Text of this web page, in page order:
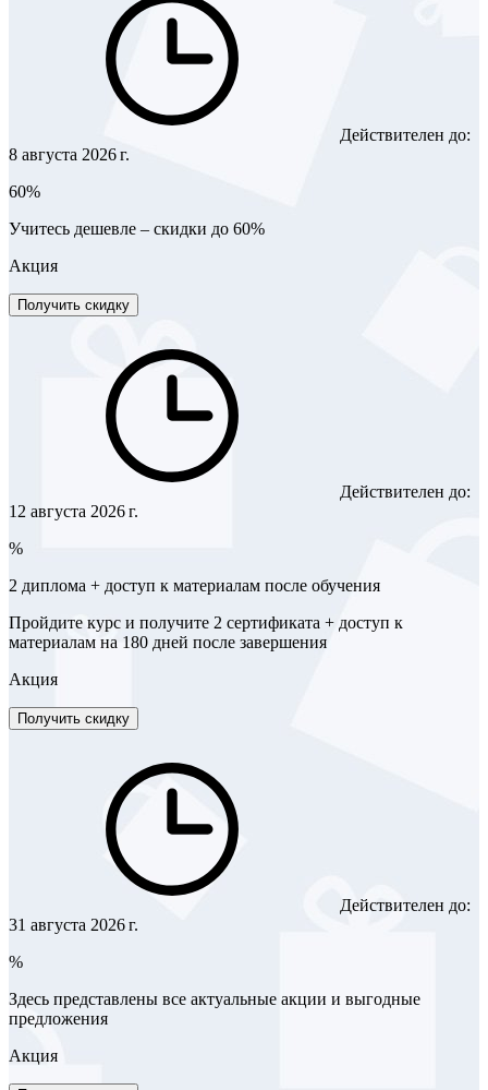
Действителен до:
8 августа 2026 г.
60%
Учитесь дешевле – скидки до 60%
Акция
Получить скидку
Действителен до:
12 августа 2026 г.
%
2 диплома + доступ к материалам после обучения
Пройдите курс и получите 2 сертификата + доступ к
материалам на 180 дней после завершения
Акция
Получить скидку
Действителен до:
31 августа 2026 г.
%
Здесь представлены все актуальные акции и выгодные
предложения
Акция